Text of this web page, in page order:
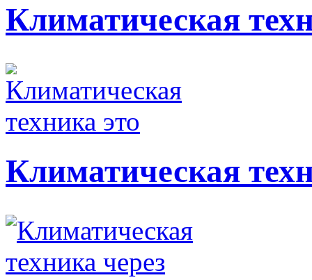
Климатическая
Климатическая